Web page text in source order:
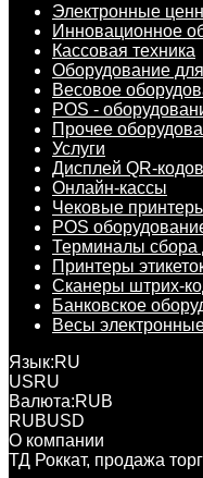
Электронные
Инновационное
Кассовая техника
Оборудование
Весовое
POS -
Прочее
Услуги
Дисплей QR-
Онлайн-кассы
Чековые
POS
Терминалы сбора
Принтеры
Сканеры штрих-
Банковское
Весы
Язык:RU
USRU
Валюта:RUB
RUBUSD
О компании
ТД Роккат, продажа